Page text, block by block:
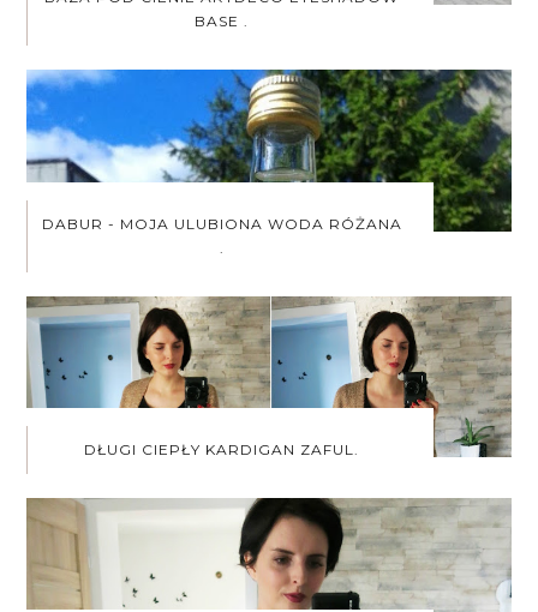
BASE .
DABUR - MOJA ULUBIONA WODA RÓŻANA
DŁUGI CIEPŁY KARDIGAN ZAFUL.